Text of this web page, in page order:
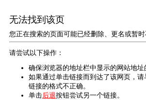
无法找到该页
您正在搜索的页面可能已经删除、更名或暂时
请尝试以下操作：
确保浏览器的地址栏中显示的网站地
如果通过单击链接而到达了该网页，
链接的格式不正确。
单击后退按钮尝试另一个链接。